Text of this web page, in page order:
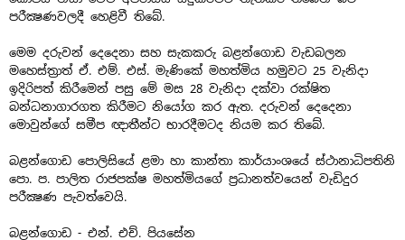
පරීක්‍ෂණවලදී හෙළිවී තිබේ.
මෙම දරුවන් දෙදෙනා සහ සැකකරු බළන්ගොඩ වැඩබලන
මහෙස්ත්‍රාත් ඒ. එම්. එස්. මැණිකේ මහත්මිය හමුවට 25 වැනිදා
ඉදිරිපත් කිරීමෙන් පසු මේ මස 28 වැනිදා දක්වා රක්ෂිත
බන්ධනාගාරගත කිරීමට නියෝග කර ඇත. දරුවන් දෙදෙනා
මොවුන්ගේ සමීප ඥාතීන්ට භාරදීමටද නියම කර තිබේ.
බළන්ගොඩ පොලිසියේ ළමා හා කාන්තා කාර්යාංශයේ ස්ථානාධිපතිනි
පො. ප. පාලිත රාජපක්ෂ මහත්මියගේ ප්‍රධානත්වයෙන් වැඩිදුර
පරීක්‍ෂණ පැවත්වෙයි.
බළන්ගොඩ - එන්. එච්. පියසේන